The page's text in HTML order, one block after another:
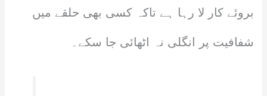
بروئے کار لا رہا ہے تاکہ کسی بھی حلقے میں
شفافیت پر انگلی نہ اٹھائی جا سکے۔